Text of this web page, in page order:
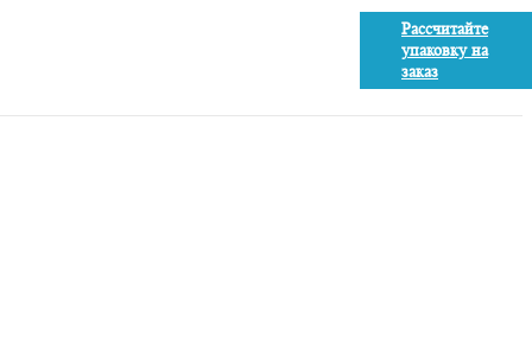
Рассчитайте
упаковку на
заказ